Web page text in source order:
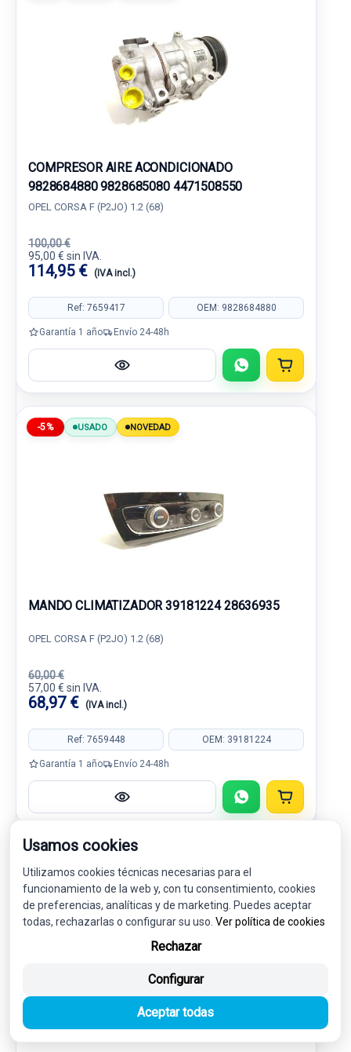
COMPRESOR AIRE ACONDICIONADO
9828684880 9828685080 4471508550
OPEL CORSA F (P2JO) 1.2 (68)
100,00 €
95,00 € sin IVA.
114,95 € (IVA incl.)
Ref: 7659417 OEM: 9828684880
Garantía 1 año Envío 24-48h
-5% USADO NOVEDAD
MANDO CLIMATIZADOR 39181224 28636935
OPEL CORSA F (P2JO) 1.2 (68)
60,00 €
57,00 € sin IVA.
68,97 € (IVA incl.)
Ref: 7659448 OEM: 39181224
Garantía 1 año Envío 24-48h
Usamos cookies
Utilizamos cookies técnicas necesarias para el
funcionamiento de la web y, con tu consentimiento, cookies
de preferencias, analíticas y de marketing. Puedes aceptar
todas, rechazarlas o configurar su uso. Ver política de cookies
Rechazar
Configurar
Aceptar todas